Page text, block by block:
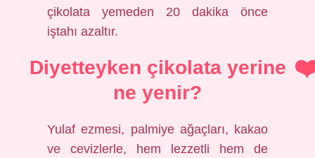
çikolata yemeden 20 dakika önce
iştahı azaltır.
Diyetteyken çikolata yerine
ne yenir?
Yulaf ezmesi, palmiye ağaçları, kakao
ve cevizlerle, hem lezzetli hem de